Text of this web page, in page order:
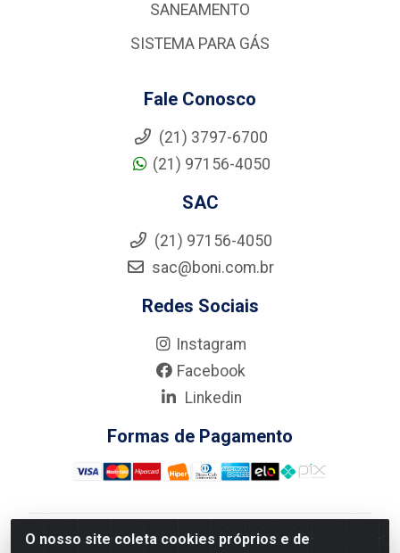
O nosso site coleta cookies próprios e de
SANEAMENTO
SISTEMA PARA GÁS
Fale Conosco
(21) 3797-6700
(21) 97156-4050
SAC
(21) 97156-4050
sac@boni.com.br
Redes Sociais
Instagram
Facebook
Linkedin
Formas de Pagamento
Nova Boni Distribuidora de Material de Construção LTDA